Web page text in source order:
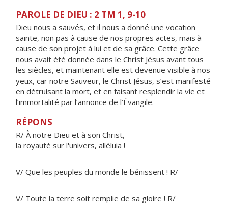
PAROLE DE DIEU : 2 TM 1, 9-10
Dieu nous a sauvés, et il nous a donné une vocation
sainte, non pas à cause de nos propres actes, mais à
cause de son projet à lui et de sa grâce. Cette grâce
nous avait été donnée dans le Christ Jésus avant tous
les siècles, et maintenant elle est devenue visible à nos
yeux, car notre Sauveur, le Christ Jésus, s’est manifesté
en détruisant la mort, et en faisant resplendir la vie et
l’immortalité par l’annonce de l’Évangile.
RÉPONS
R/ À notre Dieu et à son Christ,
la royauté sur l'univers, alléluia !
V/ Que les peuples du monde le bénissent ! R/
V/ Toute la terre soit remplie de sa gloire ! R/